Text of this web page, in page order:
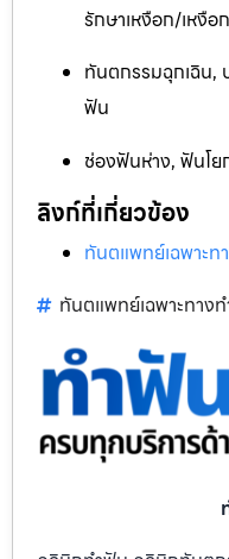
รักษาเหงือก/เหงือ
ทันตกรรมฉุกเฉิน,
ฟัน
ช่องฟันห่าง, ฟันโย
ลิงก์ที่เกี่ยวข้อง
ทันตแพทย์เฉพาะ
ทันตแพทย์เฉพาะทาง